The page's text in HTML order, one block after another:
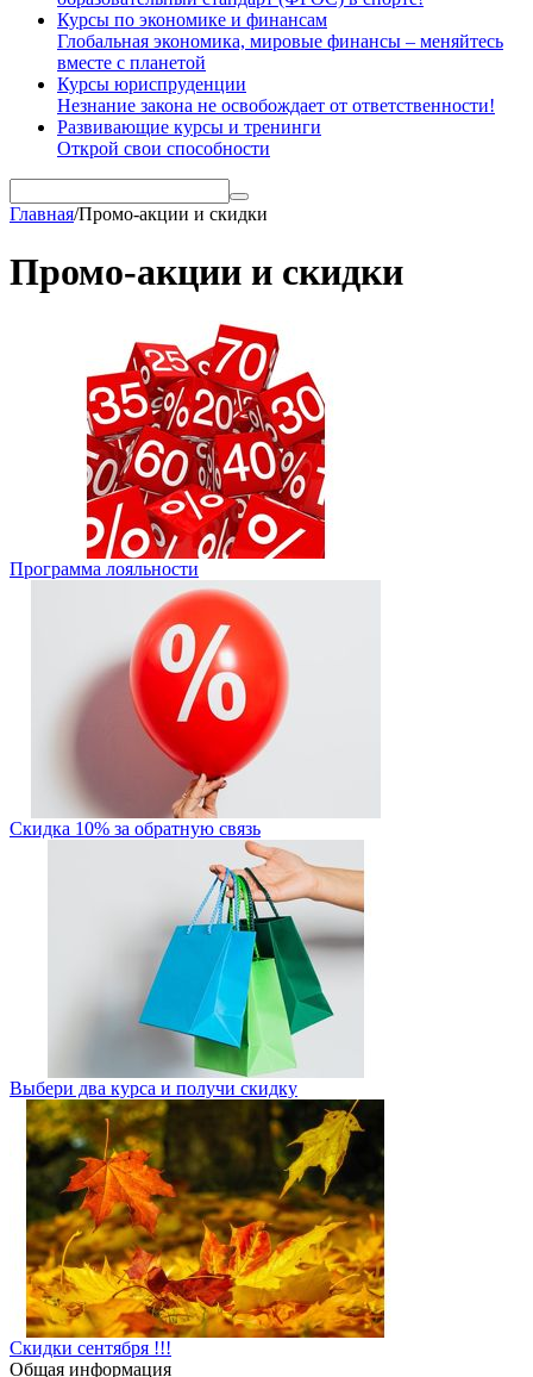
Курсы по экономике и финансам
Глобальная экономика, мировые финансы – меняйтесь
вместе с планетой
Курсы юриспруденции
Незнание закона не освобождает от ответственности!
Развивающие курсы и тренинги
Открой свои способности
Главная/Промо-акции и скидки
Промо-акции и скидки
Программа лояльности
Скидка 10% за обратную связь
Выбери два курса и получи скидку
Скидки сентября !!!
Общая информация